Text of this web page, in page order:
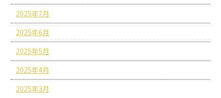
2025年7月
2025年6月
2025年5月
2025年4月
2025年3月